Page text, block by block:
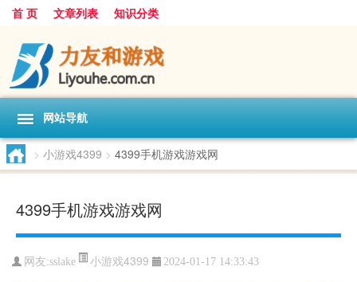
首 页 文章列表 知识分类
网站导航
> 小游戏4399 > 4399手机游戏游戏网
4399手机游戏游戏网
网友:sslake 小游戏4399 2024-01-17 14:33:43